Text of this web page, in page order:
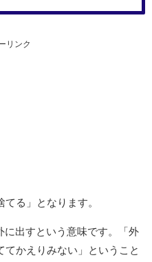
リンク
る」となります。
に出すという意味です。「外
てかえりみない」ということ